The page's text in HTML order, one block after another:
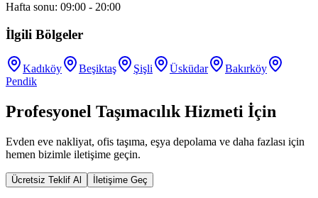
Hafta sonu: 09:00 - 20:00
İlgili Bölgeler
Kadıköy Beşiktaş Şişli Üsküdar
Bakırköy
Pendik
Profesyonel Taşımacılık Hizmeti İçin
Evden eve nakliyat, ofis taşıma, eşya depolama ve daha fazlası için
hemen bizimle iletişime geçin.
Ücretsiz Teklif Al İletişime Geç